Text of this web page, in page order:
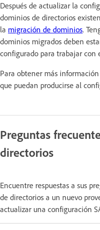
Después de actualizar la
dominios de directorios
la migración de dominios.
dominios migrados deben
configurado para trabajar con
Para obtener más
que puedan producirse al
Preguntas
directorios
Encuentre respuestas a sus
de directorios a un nuevo
actualizar una configuración